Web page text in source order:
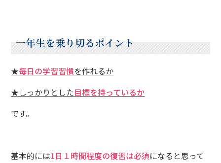
一年生を乗り切るポイント
★毎日の学習習慣を作れるか
★しっかりとした目標を持っているか
です。
基本的には1日１時間程度の復習は必須になると思って